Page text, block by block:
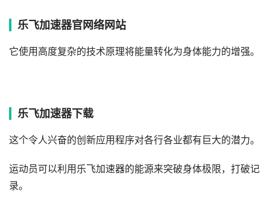
乐飞加速器官网络网站
它使用高度复杂的技术原理将能量转化为身体能力的增强。
乐飞加速器下载
这个令人兴奋的创新应用程序对各行各业都有巨大的潜力。
运动员可以利用乐飞加速器的能源来突破身体极限，打破记
录。